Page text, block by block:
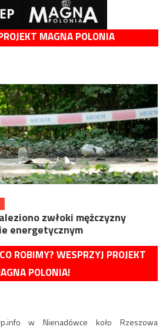
MAGNA POLONIA
zwłoki mężczyzny
energetycznym
ROBIMY? WESPRZYJ PROJEKT
POLONIA!
w Nienadówce koło Rzeszowa